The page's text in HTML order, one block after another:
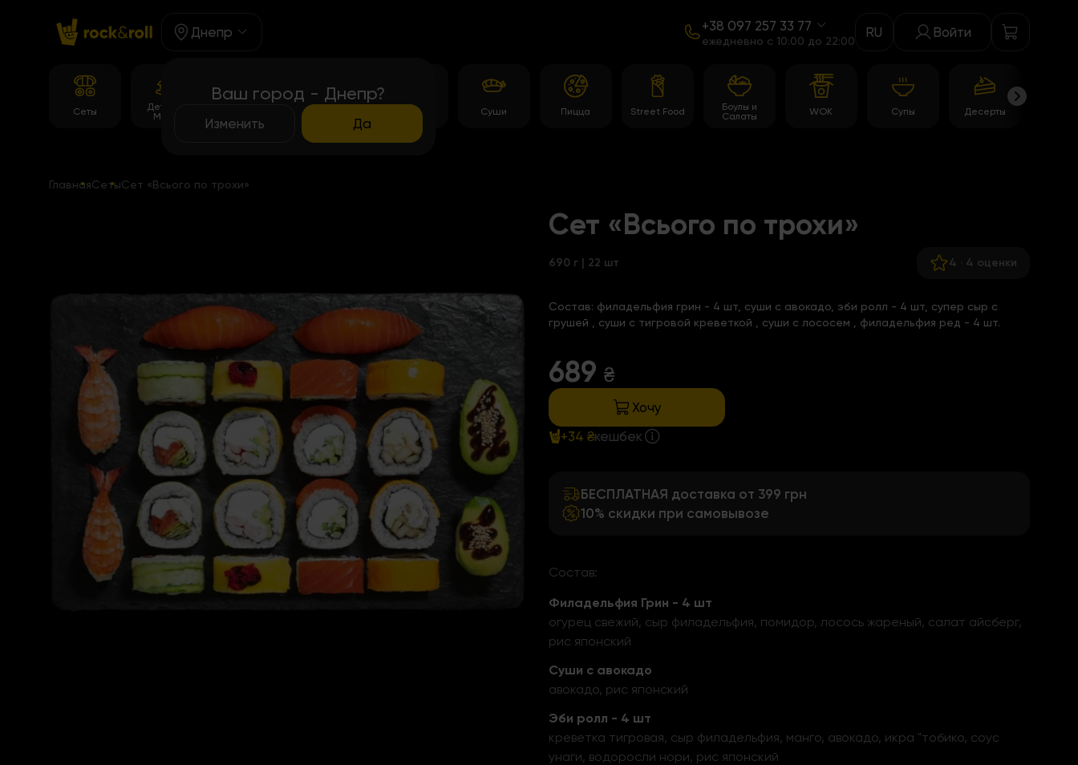
Днепр
Ваш город - Днепр?
Изменить Да
+38 097 257 33 77
ежедневно c 10:00 до 22:00
RU Войти
Сеты
Детское
Меню
Темпура
роллы
Суши Пицца Street Food
Боулы и
Салаты
WOK Супы Десерты
ГлавнаяСетыСет «Всього по трохи»
Сет «Всього по трохи»
690 г | 22 шт 4 · 4 оценки
Состав: филадельфия грин - 4 шт, суши с авокадо, эби ролл - 4 шт, супер сыр с
грушей
суши с тигровой креветкой суши с лососем , филадельфия ред - 4 шт.
689 ₴
Хочу
+34 ₴кешбек
БЕСПЛАТНАЯ доставка от 399 грн
10% скидки при самовывозе
Состав:
Филадельфия Грин - 4 шт
огурец свежий, сыр филадельфия, помидор, лосось жареный, салат айсберг,
рис японский
Суши с авокадо
авокадо, рис японский
Эби ролл - 4 шт
креветка тигровая, сыр филадельфия, манго, авокадо, икра "тобико, соус
унаги, водоросли нори, рис японский